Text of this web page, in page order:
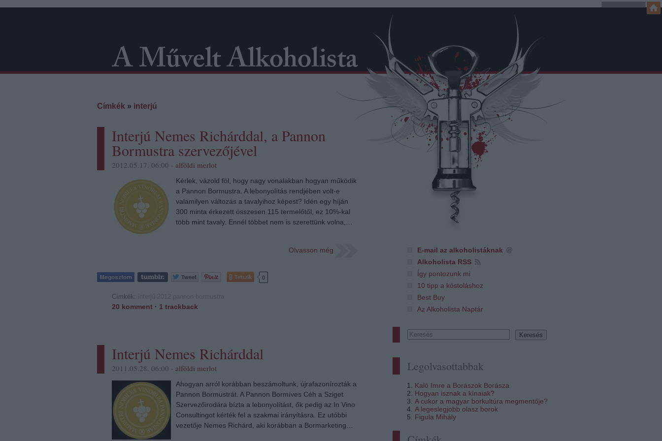
E-mail az alkoholistáknak
Alkoholista RSS
Így pontozunk mi
10 tipp a kóstoláshoz
Best Buy
Az Alkoholista Naptár
Legolvasottabbak
Kaló Imre a Borászok Borásza
Hogyan isznak a kínaiak?
A cukor a magyar borkultúra megmentője?
A legeslegjobb olasz borok
Figula Mihály
Címkék » interjú
Interjú Nemes Richárddal, a Pannon
Bormustra szervezőjével
2012.05.17. 06:00 - alföldi merlot
Kérlek, vázold föl, hogy nagy vonalakban hogyan működik
a Pannon Bormustra. A lebonyolítás rendjében volt-e
valamilyen változás a tavalyihoz képest? Idén egy híján
300 minta érkezett összesen 115 termelőtől, ez 10%-kal
több mint tavaly. Ennél többet nem is szerettünk volna,…
Olvasson még
Tetszik 0
Címkék:
20 komment · 1 trackback
Interjú Nemes Richárddal
2011.05.28. 06:00 - alföldi merlot
Ahogyan arról korábban beszámoltunk, újrafazonírozták a
Pannon Bormustrát. A Pannon Bormíves Céh a Sziget
Szervezőirodára bízta a lebonyolítást, ők pedig az In Vino
Consultingot kérték fel a szakmai irányításra. Ez utóbbi
vezetője Nemes Richárd, aki korábban a Bormarketing…